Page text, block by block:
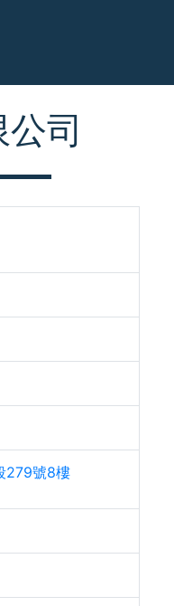
司
279號8樓